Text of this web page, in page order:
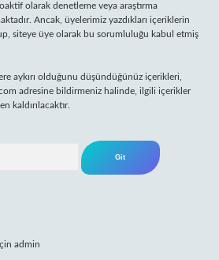
olarak denetleme veya araştırma
Ancak, üyelerimiz yazdıkları içeriklerin
siteye üye olarak bu sorumluluğu kabul etmiş
aykırı olduğunu düşündüğünüz içerikleri,
adresine bildirmeniz halinde, ilgili içerikler
kaldırılacaktır.
admin